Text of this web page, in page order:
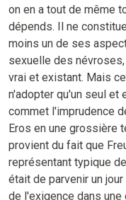
on en a tout de même
dépends. Il ne
moins un de ses
sexuelle des
vrai et existant. Mais
n'adopter qu'un seul et
commet l'imprudence
Eros en une grossière
provient du fait que
représentant typique
était de parvenir un
de l'exigence dans